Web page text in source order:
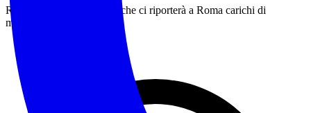
Riprenderemo poi il treno che ci riporterà a Roma carichi di
meraviglia e sorrisi